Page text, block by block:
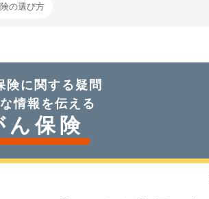
の選び方
険に関する疑問
情報を伝える
ん保険